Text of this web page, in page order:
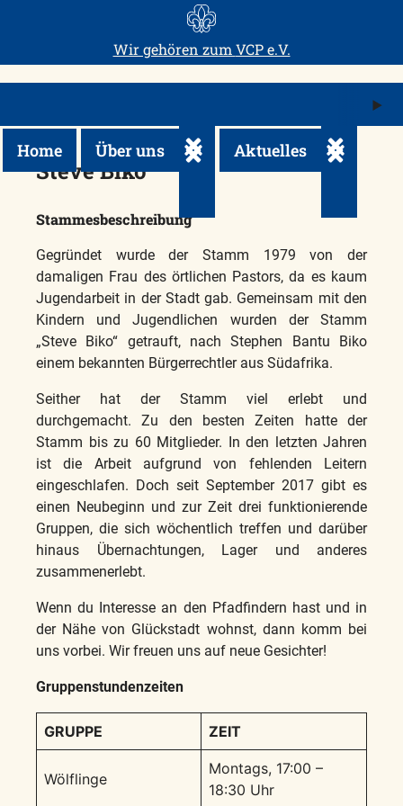
Wir gehören zum VCP e.V.
Home Über uns Untermenü ein-/ausklappen
Aktuelles
Steve Biko
Stammesbeschreibung
Gegründet wurde der Stamm 1979 von der
damaligen Frau des örtlichen Pastors, da es kaum
Jugendarbeit in der Stadt gab. Gemeinsam mit den
Kindern und Jugendlichen wurden der Stamm
„Steve Biko“ getrauft, nach Stephen Bantu Biko
einem bekannten Bürgerrechtler aus Südafrika.
Seither hat der Stamm viel erlebt und
durchgemacht. Zu den besten Zeiten hatte der
Stamm bis zu 60 Mitglieder. In den letzten Jahren
ist die Arbeit aufgrund von fehlenden Leitern
eingeschlafen. Doch seit September 2017 gibt es
einen Neubeginn und zur Zeit drei funktionierende
Gruppen, die sich wöchentlich treffen und darüber
hinaus Übernachtungen, Lager und anderes
zusammenerlebt.
Wenn du Interesse an den Pfadfindern hast und in
der Nähe von Glückstadt wohnst, dann komm bei
uns vorbei. Wir freuen uns auf neue Gesichter!
Gruppenstundenzeiten
GRUPPE ZEIT
Wölflinge
Montags, 17:00 –
18:30 Uhr